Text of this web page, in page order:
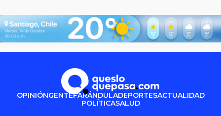
OPINIÓNGENTEFARÁNDULADEPORTESACTUALIDAD
POLÍTICASALUD